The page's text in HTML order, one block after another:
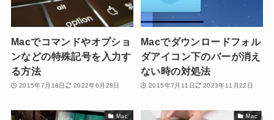
Macでコマンドやオプショ
ンなどの特殊記号を入力す
る方法
2015年7月18日 2022年6月28日
Macでダウンロードフォル
ダアイコン下のバーが消え
ない時の対処法
2015年7月11日 2023年11月22日
Mac Mac